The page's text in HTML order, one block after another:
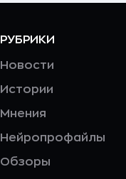
РУБРИКИ
Новости
Истории
Мнения
Нейропрофайлы
Обзоры